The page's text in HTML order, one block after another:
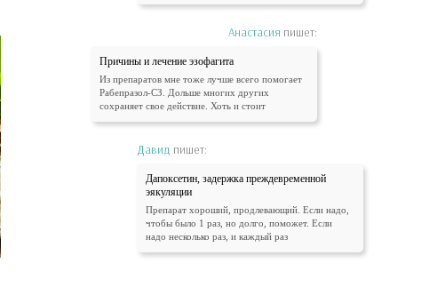
Анастасия пишет:
Причины и лечение эзофагита
Из препаратов мне тоже лучше всего помогает
Рабепразол-СЗ. Дольше многих других
сохраняет свое действие. Хоть и стоит
Давид пишет:
Дапоксетин, задержка преждевременной
эякуляции
Препарат хороший, продлевающий. Если надо,
чтобы было 1 раз, но долго, поможет. Если
надо несколько раз, и каждый раз